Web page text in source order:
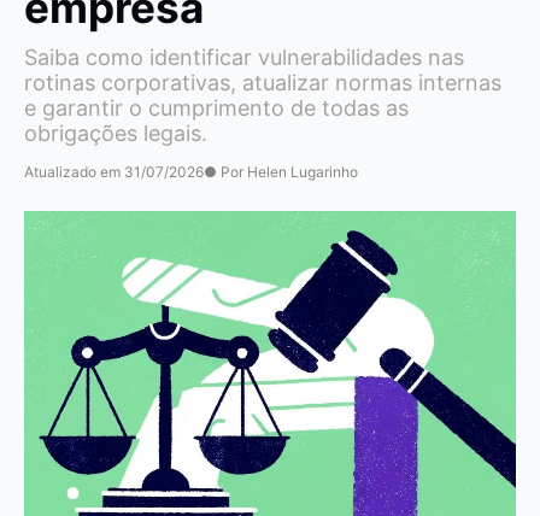
Saiba como identificar vulnerabilidades nas
rotinas corporativas, atualizar normas internas
e garantir o cumprimento de todas as
obrigações legais.
Atualizado em 31/07/2026● Por Helen Lugarinho